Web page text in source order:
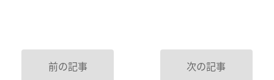
前の記事 次の記事